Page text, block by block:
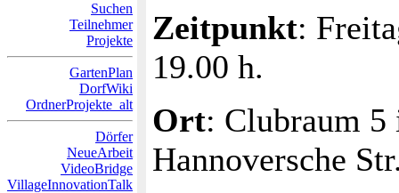
Suchen
Teilnehmer
Projekte
GartenPlan
DorfWiki
OrdnerProjekte_alt
Dörfer
NeueArbeit
VideoBridge
VillageInnovationTalk
Zeitpunkt:
19.00 h.
Ort: Clubraum 5
Hannoversche